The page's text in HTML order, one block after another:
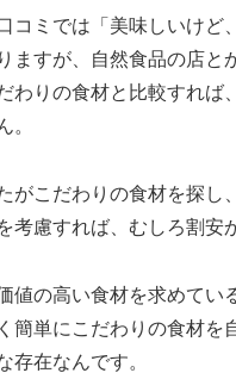
コミでは「美味しいけど
ますが、自然食品の店と
わりの食材と比較すれば
。
がこだわりの食材を探し
考慮すれば、むしろ割安
値の高い食材を求めてい
簡単にこだわりの食材を
存在なんです。